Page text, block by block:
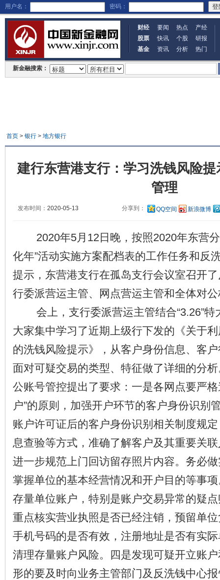
用户名： 密码：
财经 要闻 热点
产经
股票
快讯 个股
研报
基金
资讯 分析 热门
新金融搜索：
首页> 银行> 地方银行
建行东营港支行：学习洗钱风险
管理
发布时间： 2020-05-13 分享到： QQ空间 新浪微博
2020年5月12日晚，按照2020年东营分
化年”活动实施方案配档表的工作任务和反
提示，东营港支行在孤岛支行会议室召开
行委派营运主管、网点营运主管和全体对
会上，支行委派营运主管结合“3.26”特
大家集中学习了近期上级行下发的《关于
的洗钱风险提示》，从客户身份信息、客
面对可疑交易的类型、特征做了详细的分
公账号管控提出了要求：一是各网点要严
户”的原则，加强开户环节的客户身份识别
账户许可证后的客户身份识别相关制度规
息查验等方式，准确了解客户及其重要关
进一步规范上门回访留存照片内容。务必
掌握单位的基本经营情况和开户目的等事
存量单位账户，特别是账户交易异常的疑
重点核实营业执照是否已经注销，预留单
手机号码的是否有效，注册地址是否有实
清理存量账户风险。四是发现可疑开立账
形的要及时向业务主管部门及反洗钱中心